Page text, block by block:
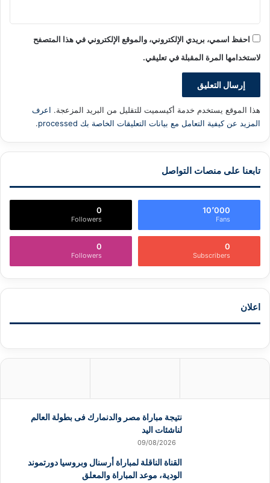
احفظ اسمي، بريدي الإلكتروني، والموقع الإلكتروني في هذا المتصفح
لاستخدامها المرة المقبلة في تعليقي.
هذا الموقع يستخدم خدمة أكيسميت للتقليل من البريد المزعجة. اعرف
المزيد عن كيفية التعامل مع بيانات التعليقات الخاصة بك processed
.
تابعنا على منصات التواصل
10٬000
Fans
0
Followers
0
Subscribers
0
Followers
اعلان
نتيجة مباراة مصر والدنمارك فى بطولة العالم
لناشئات اليد
09/08/2026
القناة الناقلة لمباراة أرسنال وبروسيا دورتموند
الودية، موعد المباراة والمعلق